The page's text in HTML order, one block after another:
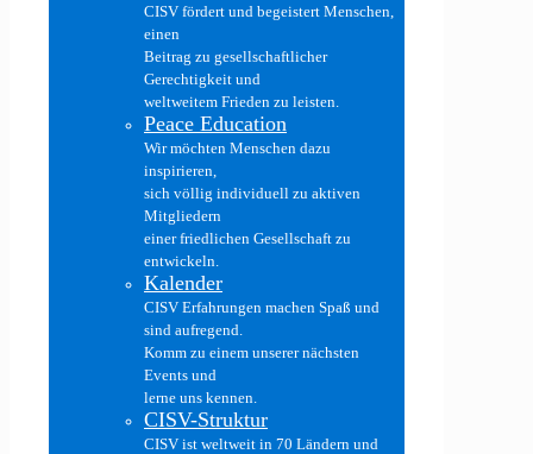
CISV fördert und begeistert Menschen,
einen
Beitrag zu gesellschaftlicher
Gerechtigkeit und
weltweitem Frieden zu leisten.
Peace Education
Wir möchten Menschen dazu
inspirieren,
sich völlig individuell zu aktiven
Mitgliedern
einer friedlichen Gesellschaft zu
entwickeln.
Kalender
CISV Erfahrungen machen Spaß und
sind aufregend.
Komm zu einem unserer nächsten
Events und
lerne uns kennen.
CISV-Struktur
CISV ist weltweit in 70 Ländern und